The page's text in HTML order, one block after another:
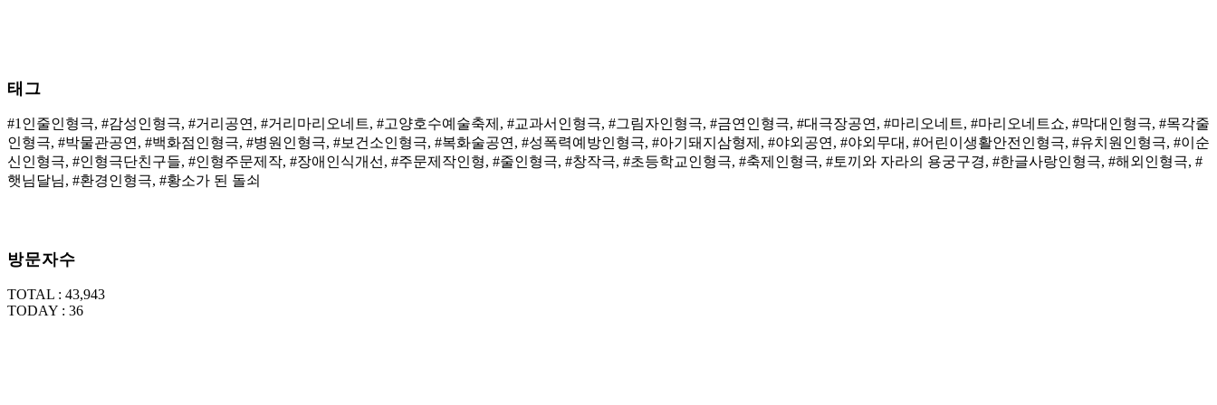
태그
#1인줄인형극, #감성인형극, #거리공연, #거리마리오네트, #고양호수예술축제, #교과서인형극, #그림자인형극, #금연인형극, #대극장공연, #마리오네트, #마리오네트쇼, #막대인형극, #목각줄
인형극, #박물관공연, #백화점인형극, #병원인형극, #보건소인형극, #복화술공연, #성폭력예방인형극, #아기돼지삼형제, #야외공연, #야외무대, #어린이생활안전인형극, #유치원인형극, #이순
신인형극, #인형극단친구들, #인형주문제작, #장애인식개선, #주문제작인형, #줄인형극, #창작극, #초등학교인형극, #축제인형극, #토끼와 자라의 용궁구경, #한글사랑인형극, #해외인형극, #
햇님달님, #환경인형극, #황소가 된 돌쇠
방문자수
TOTAL : 43,943
TODAY : 36